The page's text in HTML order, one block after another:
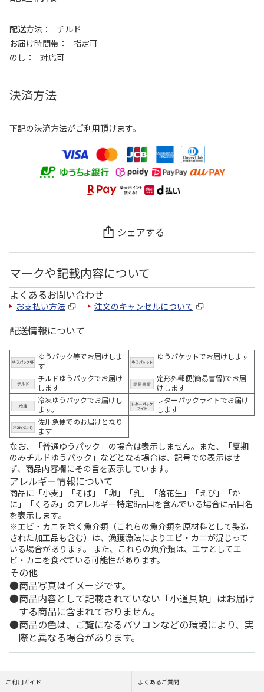
配送方法
チルド
お届け時間帯
指定可
のし
対応可
決済方法
下記の決済方法がご利用頂けます。
シェアする
マークや記載内容について
よくあるお問い合わせ
お支払い方法 注文のキャンセルについて
配送情報について
ゆうパック等でお届けしま
す
ゆうパケットでお届けします
チルドゆうパックでお届け
します
定形外郵便(簡易書留)でお届
けします
冷凍ゆうパックでお届けし
ます。
レターパックライトでお届け
します
佐川急便でのお届けとなり
ます
なお、「普通ゆうパック」の場合は表示しません。また、「夏期
のみチルドゆうパック」などとなる場合は、記号での表示はせ
ず、商品内容欄にその旨を表示しています。
アレルギー情報について
商品に「小麦」「そば」「卵」「乳」「落花生」「えび」「か
に」「くるみ」のアレルギー特定8品目を含んでいる場合に品目名
を表示します。
※エビ・カニを除く魚介類（これらの魚介類を原材料として製造
された加工品も含む）は、漁獲漁法によりエビ・カニが混じって
いる場合があります。 また、これらの魚介類は、エサとしてエ
ビ・カニを食べている可能性があります。
その他
商品写真はイメージです。
商品内容として記載されていない「小道具類」はお届け
する商品に含まれておりません。
商品の色は、ご覧になるパソコンなどの環境により、実
際と異なる場合があります。
ご利用ガイド よくあるご質問